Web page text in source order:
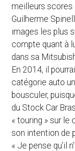
meilleurs scores
Guilherme
images les plus
compte quant à
dans sa
En 2014, il
catégorie auto
bousculer,
du Stock Car
« touring » sur le
son intention de
« Je pense qu’il